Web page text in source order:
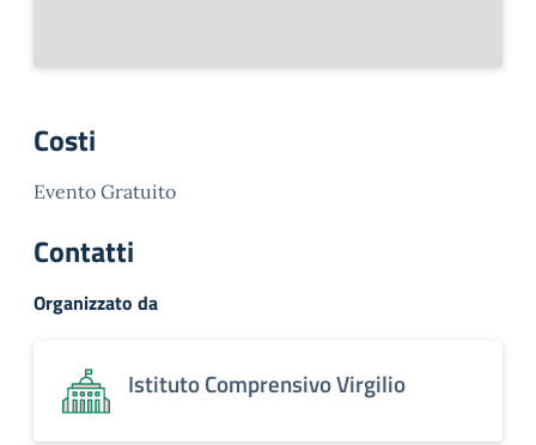
Costi
Evento Gratuito
Contatti
Organizzato da
Istituto Comprensivo Virgilio